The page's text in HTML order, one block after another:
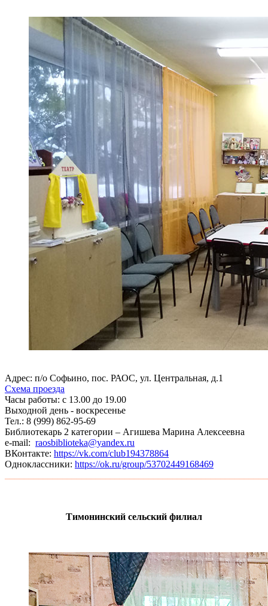
Адрес: п/о Софьино, пос. РАОС, ул. Центральная, д.1
Схема проезда
Часы работы: с 13.00 до 19.00
Выходной день - воскресенье
Тел.: 8 (999) 862-95-69
Библиотекарь 2 категории – Агишева Марина Алексеевна
e-mail: raosbiblioteka@yandex.ru
ВКонтакте: https://vk.com/club194378864
Одноклассники: https://ok.ru/group/53702449168469
Тимонинский сельский филиал